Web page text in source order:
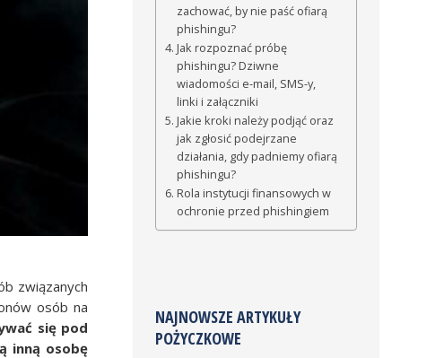
związanych
osób na
się pod
inną osobę
zachować, by nie paść ofiarą
phishingu?
Jak rozpoznać próbę
phishingu? Dziwne
wiadomości e-mail, SMS-y,
linki i załączniki
Jakie kroki należy podjąć oraz
jak zgłosić podejrzane
działania, gdy padniemy ofiarą
phishingu?
Rola instytucji finansowych w
ochronie przed phishingiem
NAJNOWSZE ARTYKUŁY
POŻYCZKOWE